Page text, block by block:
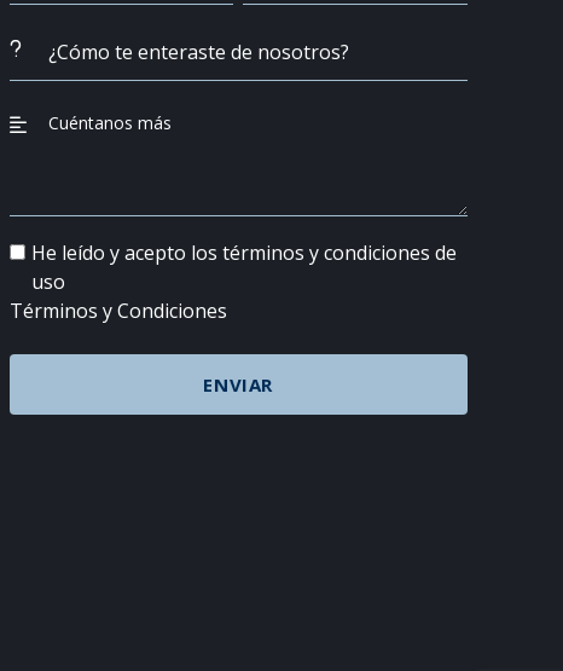
He leído y acepto los términos y condiciones de
uso
Términos y Condiciones